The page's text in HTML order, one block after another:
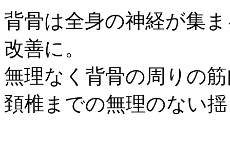
背骨は全身の神経が集
改善に。
無理なく背骨の周りの
頚椎までの無理のない